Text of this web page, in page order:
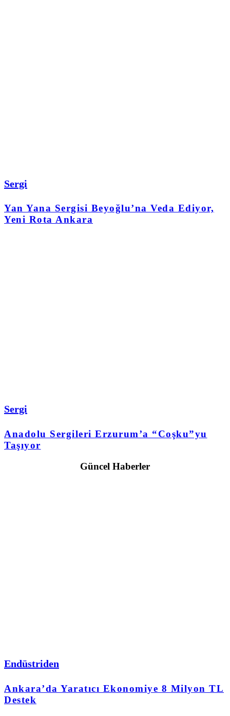
Sergi
Yan Yana Sergisi Beyoğlu’na Veda Ediyor,
Yeni Rota Ankara
Sergi
Anadolu Sergileri Erzurum’a “Coşku”yu
Taşıyor
Güncel Haberler
Endüstriden
Ankara’da Yaratıcı Ekonomiye 8 Milyon TL
Destek